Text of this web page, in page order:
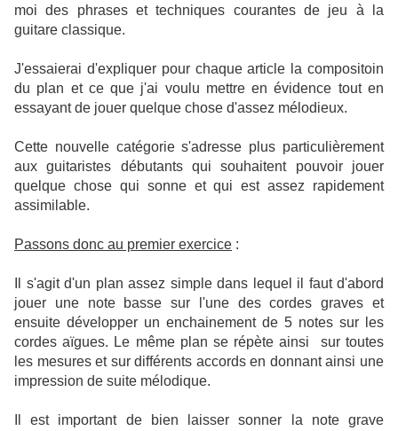
moi des phrases et techniques courantes de jeu à la
guitare classique.
J'essaierai d'expliquer pour chaque article la compositoin
du plan et ce que j'ai voulu mettre en évidence tout en
essayant de jouer quelque chose d'assez mélodieux.
Cette nouvelle catégorie s'adresse plus particulièrement
aux guitaristes débutants qui souhaitent pouvoir jouer
quelque chose qui sonne et qui est assez rapidement
assimilable.
Passons donc au premier exercice :
Il s'agit d'un plan assez simple dans lequel il faut d'abord
jouer une note basse sur l'une des cordes graves et
ensuite développer un enchainement de 5 notes sur les
cordes aïgues. Le même plan se répète ainsi sur toutes
les mesures et sur différents accords en donnant ainsi une
impression de suite mélodique.
Il est important de bien laisser sonner la note grave